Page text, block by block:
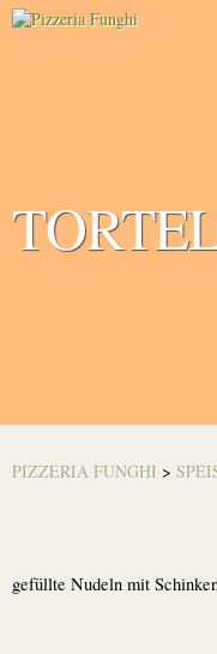
PIZZERIA FUNGHI >
gefüllte Nudeln mit